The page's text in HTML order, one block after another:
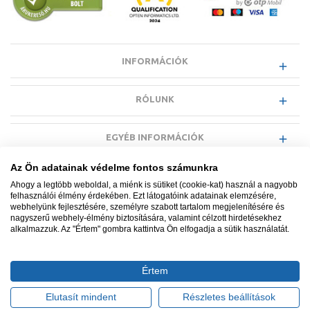
INFORMÁCIÓK
RÓLUNK
EGYÉB INFORMÁCIÓK
87052/2015.
Ügyfélszolgálat: +36 1 700 3500
Tervezte és készítette:
Vision-Software, az Octopus 8 ERP
forgalmazója.
Az Ön adatainak védelme fontos számunkra
Ahogy a legtöbb weboldal, a miénk is sütiket (cookie-kat) használ a nagyobb
felhasználói élmény érdekében. Ezt látogatóink adatainak elemzésére,
webhelyünk fejlesztésére, személyre szabott tartalom megjelenítésére és
nagyszerű webhely-élmény biztosítására, valamint célzott hirdetésekhez
alkalmazzuk. Az "Értem" gombra kattintva Ön elfogadja a sütik használatát.
Értem
Elutasít mindent Részletes beállítások